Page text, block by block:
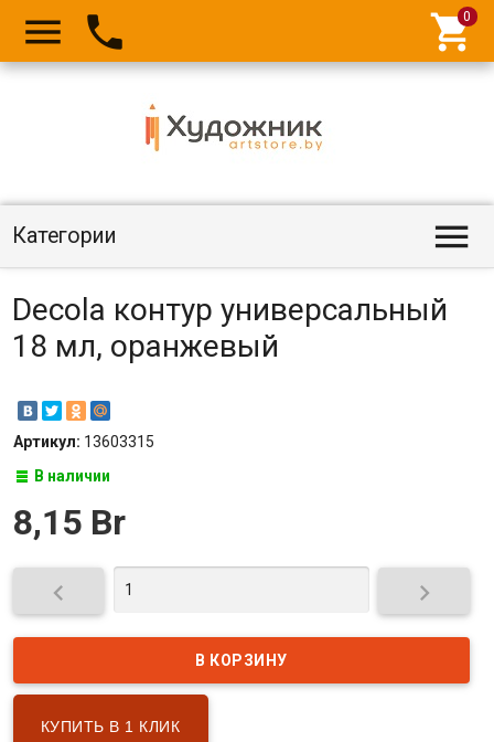
  
Категории 
Decola контур универсальный
18 мл, оранжевый
Артикул: 13603315
В наличии
8,15 Br
 
КУПИТЬ В 1 КЛИК